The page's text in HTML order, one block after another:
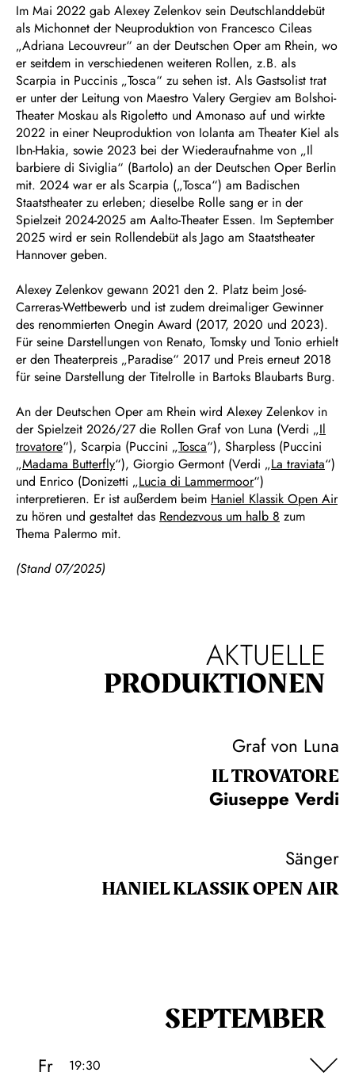
Im Mai 2022 gab Alexey Zelenkov sein Deutschlanddebüt
als Michonnet der Neuproduktion von Francesco Cileas
„Adriana Lecouvreur“ an der Deutschen Oper am Rhein, wo
er seitdem in verschiedenen weiteren Rollen, z.B. als
Scarpia in Puccinis „Tosca“ zu sehen ist. Als Gastsolist trat
er unter der Leitung von Maestro Valery Gergiev am Bolshoi-
Theater Moskau als Rigoletto und Amonaso auf und wirkte
2022 in einer Neuproduktion von Iolanta am Theater Kiel als
Ibn-Hakia, sowie 2023 bei der Wiederaufnahme von „Il
barbiere di Siviglia“ (Bartolo) an der Deutschen Oper Berlin
mit. 2024 war er als Scarpia („Tosca“) am Badischen
Staatstheater zu erleben; dieselbe Rolle sang er in der
Spielzeit 2024-2025 am Aalto-Theater Essen. Im September
2025 wird er sein Rollendebüt als Jago am Staatstheater
Hannover geben.
Alexey Zelenkov gewann 2021 den 2. Platz beim José-
Carreras-Wettbewerb und ist zudem dreimaliger Gewinner
des renommierten Onegin Award (2017, 2020 und 2023).
Für seine Darstellungen von Renato, Tomsky und Tonio erhielt
er den Theaterpreis „Paradise“ 2017 und Preis erneut 2018
für seine Darstellung der Titelrolle in Bartoks Blaubarts Burg.
An der Deutschen Oper am Rhein wird Alexey Zelenkov in
der Spielzeit 2026/27 die Rollen Graf von Luna (Verdi „Il
trovatore“), Scarpia (Puccini „Tosca“), Sharpless (Puccini
„Madama Butterfly“), Giorgio Germont (Verdi „La traviata“)
und Enrico (Donizetti „Lucia di Lammermoor“)
interpretieren. Er ist außerdem beim Haniel Klassik Open Air
zu hören und gestaltet das Rendezvous um halb 8 zum
Thema Palermo mit.
(Stand 07/2025)
AKTUELLE
PRODUKTIONEN
Graf von Luna
IL TROVA­TORE
Giuseppe Verdi
Sänger
HANIEL KLASSIK OPEN AIR
SEPTEMBER
Fr
19:30